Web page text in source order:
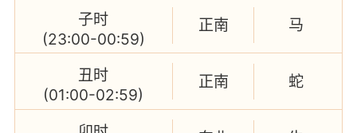
子时
(23:00-00:59)
正南 马
丑时
(01:00-02:59)
正南 蛇